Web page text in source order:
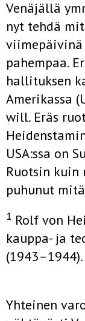
Venäjällä
nyt tehdä
viimepäivinä
pahempaa.
hallituksen
Amerikassa
will. Eräs
USA:ssa on
Ruotsin kuin
puhunut
1 Rolf von
kauppa- ja
(1943–1944).
Yhteinen